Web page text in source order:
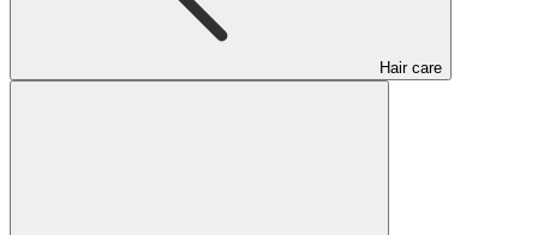
Hair care